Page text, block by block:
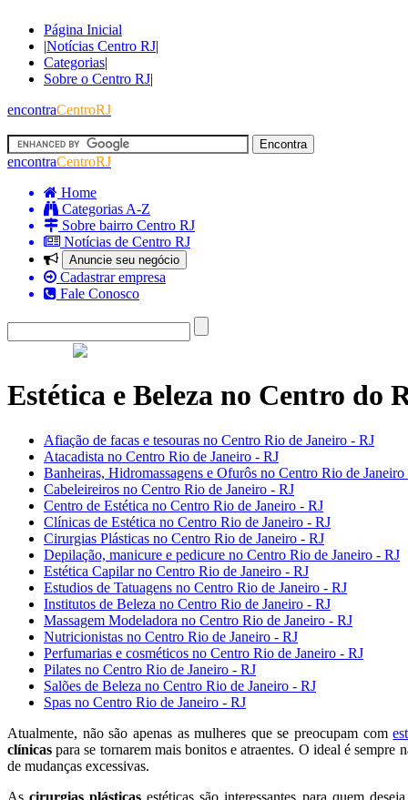
Página Inicial
|Notícias Centro RJ|
Categorias|
Sobre o Centro RJ|
encontraCentroRJ
encontraCentroRJ
Home
Categorias A-Z
Sobre bairro Centro RJ
Notícias de Centro RJ
Anuncie seu negócio
Cadastrar empresa
Fale Conosco
Estética e Beleza no Centro do
Afiação de facas e tesouras no Centro Rio de Janeiro - RJ
Atacadista no Centro Rio de Janeiro - RJ
Banheiras, Hidromassagens e Ofurôs no Centro Rio de Janeiro
Cabeleireiros no Centro Rio de Janeiro - RJ
Centro de Estética no Centro Rio de Janeiro - RJ
Clínicas de Estética no Centro Rio de Janeiro - RJ
Cirurgias Plásticas no Centro Rio de Janeiro - RJ
Depilação, manicure e pedicure no Centro Rio de Janeiro - RJ
Estética Capilar no Centro Rio de Janeiro - RJ
Estudios de Tatuagens no Centro Rio de Janeiro - RJ
Institutos de Beleza no Centro Rio de Janeiro - RJ
Massagem Modeladora no Centro Rio de Janeiro - RJ
Nutricionistas no Centro Rio de Janeiro - RJ
Perfumarias e cosméticos no Centro Rio de Janeiro - RJ
Pilates no Centro Rio de Janeiro - RJ
Salões de Beleza no Centro Rio de Janeiro - RJ
Spas no Centro Rio de Janeiro - RJ
Atualmente, não são apenas as mulheres que se preocupam com
clínicas para se tornarem mais bonitos e atraentes. O ideal é
de mudanças excessivas.
Ascirurgias plásticas estéticas são interessantes para quem